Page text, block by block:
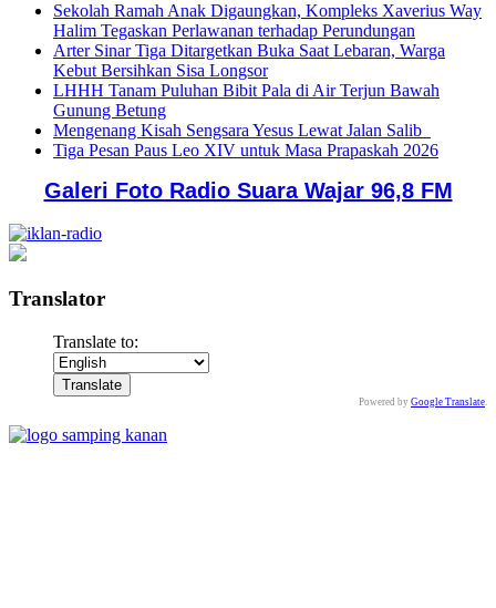
Sekolah Ramah Anak Digaungkan, Kompleks Xaverius Way
Halim Tegaskan Perlawanan terhadap Perundungan
Arter Sinar Tiga Ditargetkan Buka Saat Lebaran, Warga
Kebut Bersihkan Sisa Longsor
LHHH Tanam Puluhan Bibit Pala di Air Terjun Bawah
Gunung Betung
Mengenang Kisah Sengsara Yesus Lewat Jalan Salib
Tiga Pesan Paus Leo XIV untuk Masa Prapaskah 2026
Galeri Foto Radio Suara Wajar 96,8 FM
Translator
Translate to:
Powered by Google Translate